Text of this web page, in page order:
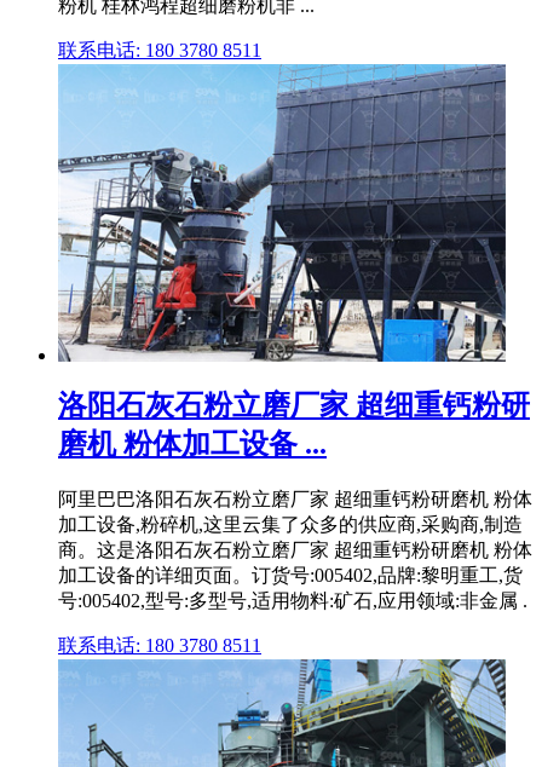
粉机 桂林鸿程超细磨粉机非 ...
联系电话: 180 3780 8511
洛阳石灰石粉立磨厂家 超细重钙粉研
磨机 粉体加工设备 ...
阿里巴巴洛阳石灰石粉立磨厂家 超细重钙粉研磨机 粉体
加工设备,粉碎机,这里云集了众多的供应商,采购商,制造
商。这是洛阳石灰石粉立磨厂家 超细重钙粉研磨机 粉体
加工设备的详细页面。订货号:005402,品牌:黎明重工,货
号:005402,型号:多型号,适用物料:矿石,应用领域:非金属 .
联系电话: 180 3780 8511